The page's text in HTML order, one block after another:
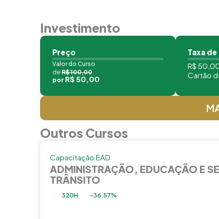
Investimento
Preço
Valor do Curso
de R$ 100,00
por R$ 50,00
Taxa
R$
Cartão
Outros Cursos
Capacitação EAD
ADMINISTRAÇÃO, EDUCAÇÃO E
TRÂNSITO
320H -36,57%